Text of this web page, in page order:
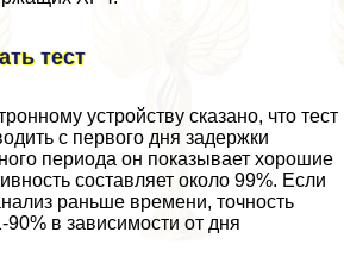
тест
устройству сказано, что тест
с первого дня задержки
периода он показывает хорошие
составляет около 99%. Если
раньше времени, точность
90% в зависимости от дня